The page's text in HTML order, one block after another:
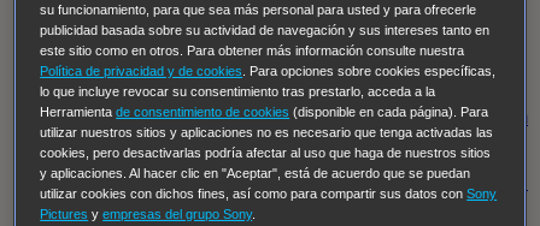
Insomnia El Guardián The Blacklist Cinco en familia
Hudson & Rex Diez libras y un sueño Mr Loverman
Regreso al futuro III NUEVE CUERPOS Los últimos
caballeros Tormenta infinita Sing Street Cobra Kai
Tom
y Lola High Country Los casos de Susan Ryeland:
Moonflower Murders Twisted Metal Mentes Criminales:
Evolution Terapia de Choque
su funcionamiento, para que sea más personal para usted y para ofrecerle
publicidad basada sobre su actividad de navegación y sus intereses tanto en
este sitio como en otros. Para obtener más información consulte nuestra
Política de privacidad y de cookies
. Para opciones sobre cookies específicas,
lo que incluye revocar su consentimiento tras prestarlo, acceda a la
Herramientade consentimiento de cookies (disponible en cada página). Para
utilizar nuestros sitios y aplicaciones no es necesario que tenga activadas las
cookies, pero desactivarlas podría afectar al uso que haga de nuestros sitios
y aplicaciones. Al hacer clic en "Aceptar", está de acuerdo que se puedan
utilizar cookies con dichos fines, así como para compartir sus datos conSony
Pictures yempresas del grupo Sony.